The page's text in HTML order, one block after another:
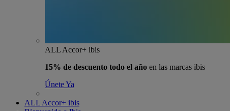
ALL Accor+ ibis
15% de descuento todo el año en las marcas ibis
Únete Ya
ALL Accor+ ibis